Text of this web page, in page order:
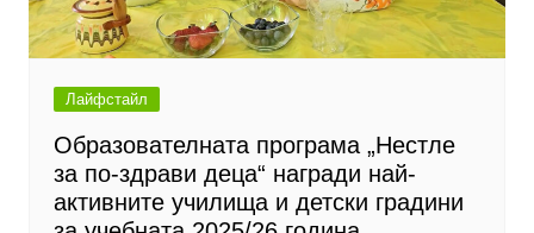
Лайфстайл
Образователната програма „Нестле
за по-здрави деца“ награди най-
активните училища и детски градини